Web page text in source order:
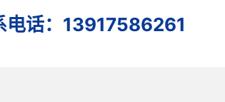
电话：13917586261